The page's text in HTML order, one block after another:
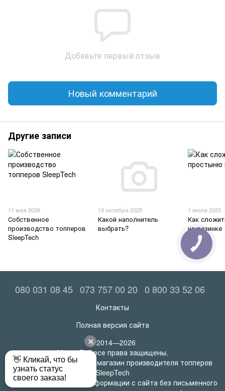
Добавьте первый отзыв
Новый комментарий
Другие записи
11 мая 2026
Собственное
производство топперов
SleepTech
13 октября 2025
Какой наполнитель
выбрать?
1 июля 2025
Как
на резинке
080 031 08 45 073 757 00 20 0 800 33 52 06
Контакты
Полная версия сайта
© 2014—2026
MatrasRoll все права защищены.
Официальный интернет-магазин производителя топперов
SleepTech
Любое использование информации с сайта без письменного
КНОПКА
ЗВ'ЯЗКУ